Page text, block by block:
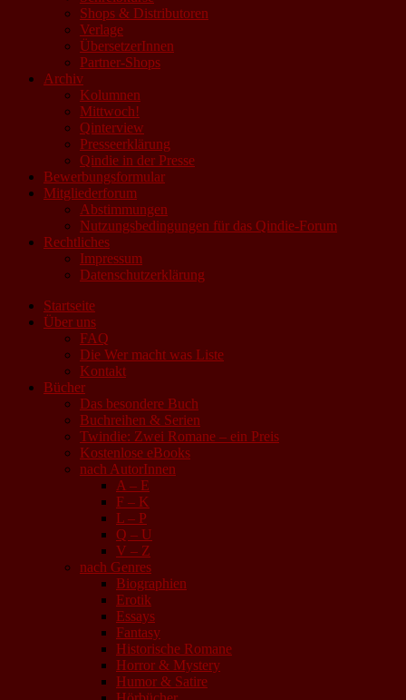
Shops & Distributoren
Verlage
ÜbersetzerInnen
Partner-Shops
Archiv
Kolumnen
Mittwoch!
Qinterview
Presseerklärung
Qindie in der Presse
Bewerbungsformular
Mitgliederforum
Abstimmungen
Nutzungsbedingungen für das Qindie-Forum
Rechtliches
Impressum
Datenschutzerklärung
Startseite
Über uns
FAQ
Die Wer macht was Liste
Kontakt
Bücher
Das besondere Buch
Buchreihen & Serien
Twindie: Zwei Romane – ein Preis
Kostenlose eBooks
nach AutorInnen
A – E
F – K
L – P
Q – U
V – Z
nach Genres
Biographien
Erotik
Essays
Fantasy
Historische Romane
Horror & Mystery
Humor & Satire